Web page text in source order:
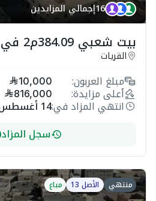
16إجمالي المزايدين
بيت شعبي 384.09م2 في القريات
القريات
مبلغ العربون: 10,000
أعلى مزايدة: 816,000
انتهي المزاد في:14 أغسطس، 2025
سجل المزاد
منتهي الأصل 13 مباع